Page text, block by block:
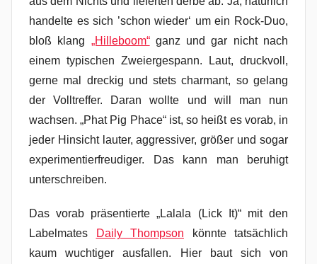
handelte es sich ’schon wieder‘ um ein Rock-Duo,
bloß klang „Hilleboom“ganz und gar nicht nach
einem typischen Zweiergespann. Laut, druckvoll,
gerne mal dreckig und stets charmant, so gelang
der Volltreffer. Daran wollte und will man nun
wachsen. „Phat Pig Phace“ ist, so heißt es vorab, in
jeder Hinsicht lauter, aggressiver, größer und sogar
experimentierfreudiger. Das kann man beruhigt
unterschreiben.
Das vorab präsentierte „Lalala (Lick It)“ mit den
Labelmates
Daily Thompson könnte tatsächlich
kaum wuchtiger ausfallen. Hier baut sich von